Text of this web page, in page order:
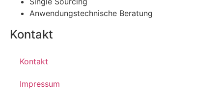
Anwendungstechnische Beratung
Kontakt
Kontakt
Impressum